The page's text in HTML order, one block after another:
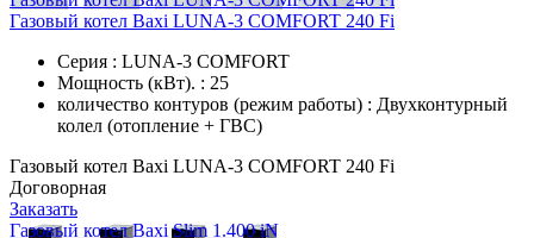
Газовый котел Baxi LUNA-3 COMFORT 240 Fi
Серия : LUNA-3 COMFORT
Мощность (кВт). : 25
количество контуров (режим работы) : Двухконтурный
колел (отопление + ГВС)
Газовый котел Baxi LUNA-3 COMFORT 240 Fi
Договорная
Заказать
Газовый котел Baxi Slim 1.400 iN